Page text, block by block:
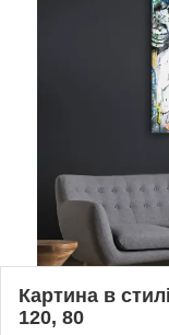
Картина в
120, 80